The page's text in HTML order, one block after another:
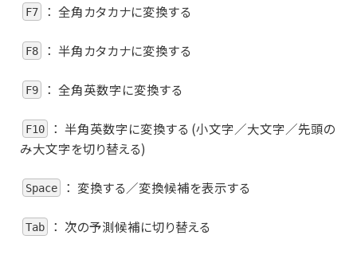
F7 ： 全角カタカナに変換する
F8 ： 半角カタカナに変換する
F9 ： 全角英数字に変換する
F10 ： 半角英数字に変換する (小文字／大文字／先頭の
み大文字を切り替える)
Space ： 変換する／変換候補を表示する
Tab ： 次の予測候補に切り替える